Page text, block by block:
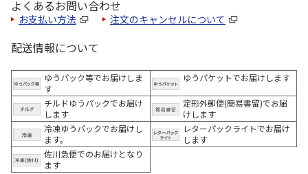
よくあるお問い合わせ
お支払い方法 注文のキャンセルについて
配送情報について
ゆうパック等でお届けしま
す
ゆうパケットでお届けします
チルドゆうパックでお届け
します
定形外郵便(簡易書留)でお届
けします
冷凍ゆうパックでお届けし
ます。
レターパックライトでお届け
します
佐川急便でのお届けとなり
ます